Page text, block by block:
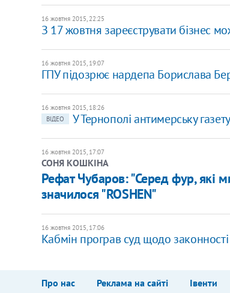
16 жовтня 2015, 22:25
З 17 жовтня зареєструвати бізнес
16 жовтня 2015, 19:07
ГПУ підозрює нардепа Борислава
16 жовтня 2015, 18:26
ВІДЕО
У Тернополі антимерську
16 жовтня 2015, 17:07
СОНЯ КОШКІНА
Рефат Чубаров: "Серед фур, які
значилося "ROSHEN"
16 жовтня 2015, 17:06
Кабмін програв суд щодо
Про нас Реклама на сайті Івенти